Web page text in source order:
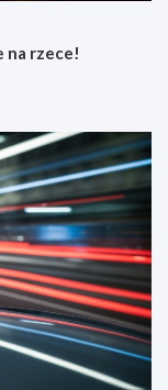
na rzece!